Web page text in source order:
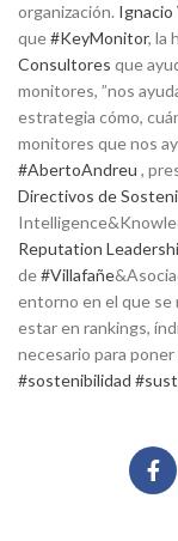
organización. Ignacio
que#KeyMonitor, la
Consultores que
monitores, ”nos
estrategia cómo,
monitores que nos
#AbertoAndreu ,
Directivos de
Reputation
de#Villafañe
entorno en el que se
estar en rankings,
necesario para
#sostenibilidad